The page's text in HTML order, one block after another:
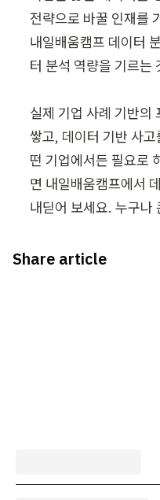
전략으로 바꿀 인재를
내일배움캠프 데이터
터 분석 역량을 기르는
실제 기업 사례 기반의
쌓고, 데이터 기반 사
떤 기업에서든 필요로
면 내일배움캠프에서
내딛어 보세요. 누구나
Share article